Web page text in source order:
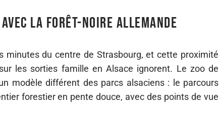
la Forêt-Noire allemande
minutes du centre de Strasbourg, et cette proximité
les sorties famille en Alsace ignorent. Le zoo de
modèle différent des parcs alsaciens : le parcours
forestier en pente douce, avec des points de vue